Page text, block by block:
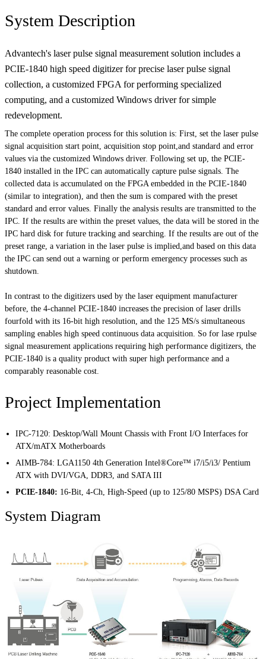
System Description
Advantech's laser pulse signal measurement solution includes a
PCIE-1840 high speed digitizer for precise laser pulse signal
collection, a customized FPGA for performing specialized
computing, and a customized Windows driver for simple
redevelopment.
The complete operation process for this solution is: First, set the laser pulse
signal acquisition start point, acquisition stop point,and standard and error
values via the customized Windows driver. Following set up, the PCIE-
1840 installed in the IPC can automatically capture pulse signals. The
collected data is accumulated on the FPGA embedded in the PCIE-1840
(similar to integration), and then the sum is compared with the preset
standard and error values. Finally the analysis results are transmitted to the
IPC. If the results are within the preset values, the data will be stored in the
IPC hard disk for future tracking and searching. If the results are out of the
preset range, a variation in the laser pulse is implied,and based on this data
the IPC can send out a warning or perform emergency processes such as
shutdown.
In contrast to the digitizers used by the laser equipment manufacturer
before, the 4-channel PCIE-1840 increases the precision of laser drills
fourfold with its 16-bit high resolution, and the 125 MS/s simultaneous
sampling enables high speed continuous data acquisition. So for lase rpulse
signal measurement applications requiring high performance digitizers, the
PCIE-1840 is a quality product with super high performance and a
comparably reasonable cost.
Project Implementation
IPC-7120:Desktop/Wall Mount Chassis with Front I/O Interfaces for
ATX/mATX Motherboards
AIMB-784:LGA1150 4th Generation Intel®Core™ i7/i5/i3/ Pentium
ATX with DVI/VGA, DDR3, and SATA III
PCIE-1840: 16-Bit, 4-Ch, High-Speed (up to 125/80 MSPS) DSA Card
System Diagram